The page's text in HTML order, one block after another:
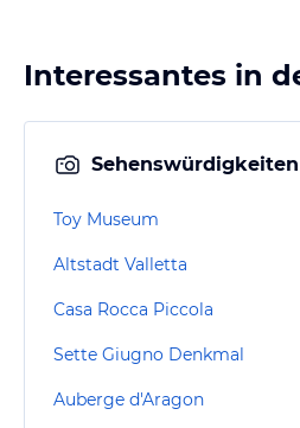
Interessantes in
Sehenswürdigkeiten
Toy Museum
Altstadt Valletta
Casa Rocca Piccola
Sette Giugno Denkmal
Auberge d'Aragon